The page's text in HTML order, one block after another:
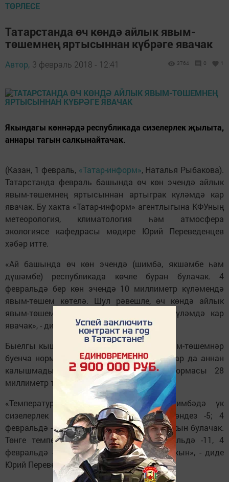
ТӨРЛЕСЕ
Татарстанда өч көндә айлык явым-
төшемнең яртысыннан күбрәге явачак
Автор, 3 февраль 2018 - 12:41 3764 0 1
Якындагы көннәрдә республикада сизелерлек җылыта,
аннары тагын салкынайтачак.
(Казан, 1 февраль, «Татар-информ», Наталья Рыбакова).
Татарстанда февраль башында өч көн эчендә айлык
явым-төшемнең яртысыннан артыграк күләмдә кар
явачак. Бу хакта «Татар-информ» агентлыгына КФУның
метеорология, климатология һәм атмосфера
экологиясе кафедрасы мөдире Юрий Переведенцев
хәбәр итте.
«Ай башында өч көн эчендә (шимбә, якшәмбе һәм
дүшәмбе) республикада көчле буран булачак. 4
февральдә бер көн эчендә 10 миллиметр күләмендә
явым-төшем көтелә. Шул рәвешле, өч көндә айлык
явым-төшемнең яртысыннан артыграк күләмдә кар
явачак», - дип искәртте ул.
Быелгы кышта кар күп яуды. Декабрь явым-төшемнәр
буенча норманы арттырып "үтәде", гыйнвар да аннан
калышмады. Февральдә явым-төшем нормасы 28
миллиметр тәшкил итә.
«Температурага килгәндә, инде бу шимбәдә үк
сизелерлек җылытачак. 3 февральдә көндез -5; 4
февральдә -0, ә 5 февральдә -6 градус салкын булачак.
Төнге температураларга килсәк, 3 февральдә -11, 4
февральдә -5, 5 феврадьдә -9 градус салкын», - диде
Юрий Переведенцев.